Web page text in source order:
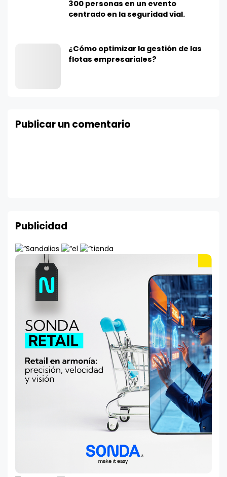
300 personas en un evento
centrado en la seguridad vial.
¿Cómo optimizar la gestión de las
flotas empresariales?
Publicar un comentario
Publicidad